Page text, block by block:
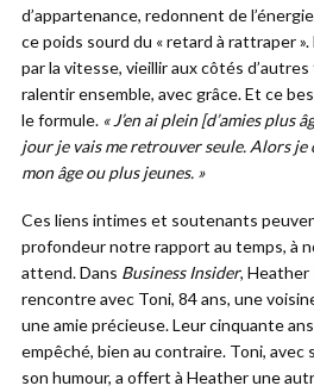
d’appartenance, redonnent de
ce poids sourd du « retard à rattraper
par la vitesse, vieillir aux côtés d’autres
ralentir ensemble, avec grâce. Et ce
le formule. « J’en ai plein [d’amies plus
jour je vais me retrouver seule. Alors je
mon âge ou plus jeunes. »
Ces liens intimes et soutenants
profondeur notre rapport au temps, à
attend. Dans Business Insider, Heather
rencontre avec Toni, 84 ans, une
une amie précieuse. Leur cinquante ans
empêché, bien au contraire. Toni,
son humour, a offert à Heather une